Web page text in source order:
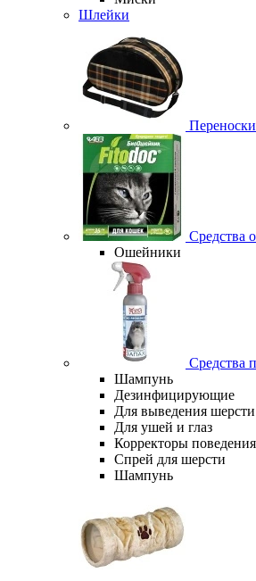
Шлейки
Переноски
Средства
Ошейники
Средства
Шампунь
Дезинфицирующие
Для выведения шерсти
Для ушей и глаз
Корректоры поведения
Спрей для шерсти
Шампунь